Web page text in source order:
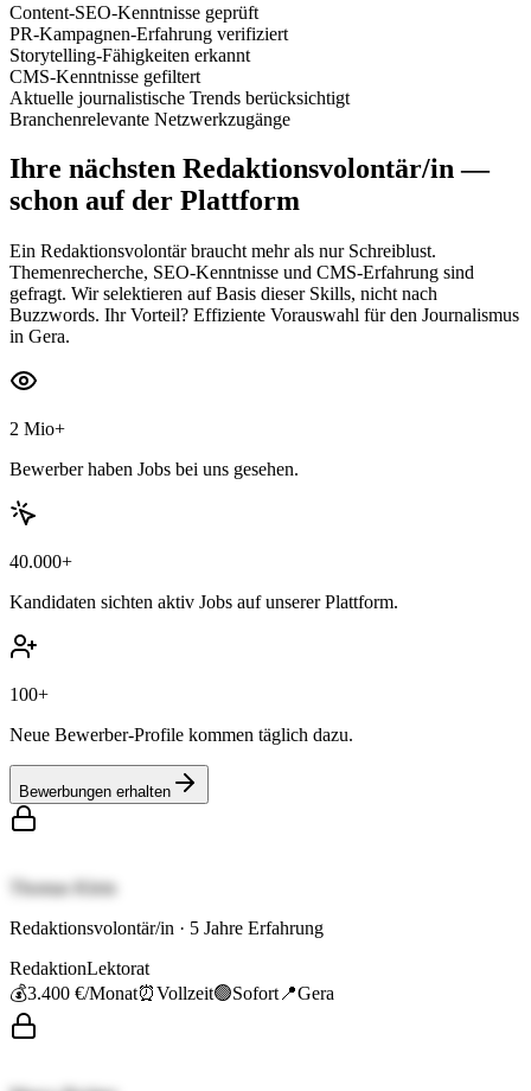
Content-SEO-Kenntnisse geprüft
PR-Kampagnen-Erfahrung verifiziert
Storytelling-Fähigkeiten erkannt
CMS-Kenntnisse gefiltert
Aktuelle journalistische Trends berücksichtigt
Branchenrelevante Netzwerkzugänge
Ihre nächsten Redaktionsvolontär/in—
schon auf der Plattform
Ein Redaktionsvolontär braucht mehr als nur Schreiblust.
Themenrecherche, SEO-Kenntnisse und CMS-Erfahrung sind
gefragt. Wir selektieren auf Basis dieser Skills, nicht nach
Buzzwords. Ihr Vorteil? Effiziente Vorauswahl für den Journalismus
in Gera.
2 Mio+
Bewerber haben Jobs bei uns gesehen.
40.000+
Kandidaten sichten aktiv Jobs auf unserer Plattform.
100+
Neue Bewerber-Profile kommen täglich dazu.
Bewerbungen erhalten
Thomas Klein
Redaktionsvolontär/in · 5 Jahre Erfahrung
RedaktionLektorat
💰3.400 €/Monat⏰Vollzeit🟢Sofort 📍Gera